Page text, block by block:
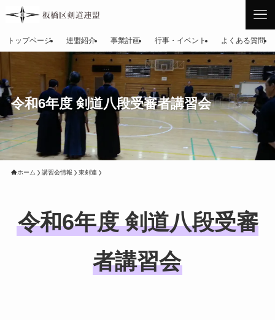
トップページ 連盟紹介 事業計画 行事・イベント よくある質問
令和6年度 剣道八段受審者講習会
ホーム 講習会情報 東剣連
令和6年度 剣道八段受審
者講習会